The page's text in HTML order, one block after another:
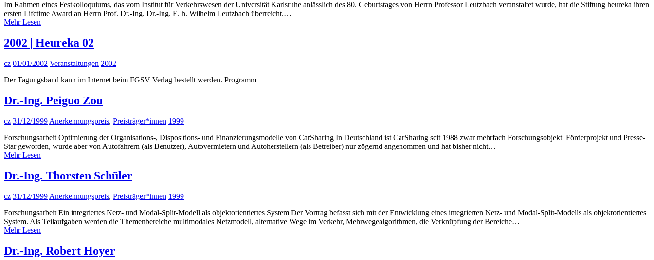
Im Rahmen eines Festkolloquiums, das vom Institut für Verkehrswesen der Universität Karlsruhe anlässlich des 80. Geburtstages von Herrn Professor Leutzbach veranstaltet wurde, hat die Stiftung heureka ihren
ersten Lifetime Award an Herrn Prof. Dr.-Ing. Dr.-Ing. E. h. Wilhelm Leutzbach überreicht.…
Mehr Lesen
2002 | Heureka 02
cz 01/01/2002 Veranstaltungen 2002
Der Tagungsband kann im Internet beim FGSV-Verlag bestellt werden. Programm
Dr.-Ing. Peiguo Zou
cz 31/12/1999 Anerkennungspreis, Preisträger*innen 1999
Forschungsarbeit Optimierung der Organisations-, Dispositions- und Finanzierungsmodelle von CarSharing In Deutschland ist CarSharing seit 1988 zwar mehrfach Forschungsobjekt, Förderprojekt und Presse-
Star geworden, wurde aber von Autofahrern (als Benutzer), Autovermietern und Autoherstellern (als Betreiber) nur zögernd angenommen und hat bisher nicht…
Mehr Lesen
Dr.-Ing. Thorsten Schüler
cz 31/12/1999 Anerkennungspreis, Preisträger*innen 1999
Forschungsarbeit Ein integriertes Netz- und Modal-Split-Modell als objektorientiertes System Der Vortrag befasst sich mit der Entwicklung eines integrierten Netz- und Modal-Split-Modells als objektorientiertes
System. Als Teilaufgaben werden die Themenbereiche multimodales Netzmodell, alternative Wege im Verkehr, Mehrwegealgorithmen, die Verknüpfung der Bereiche…
Mehr Lesen
Dr.-Ing. Robert Hoyer